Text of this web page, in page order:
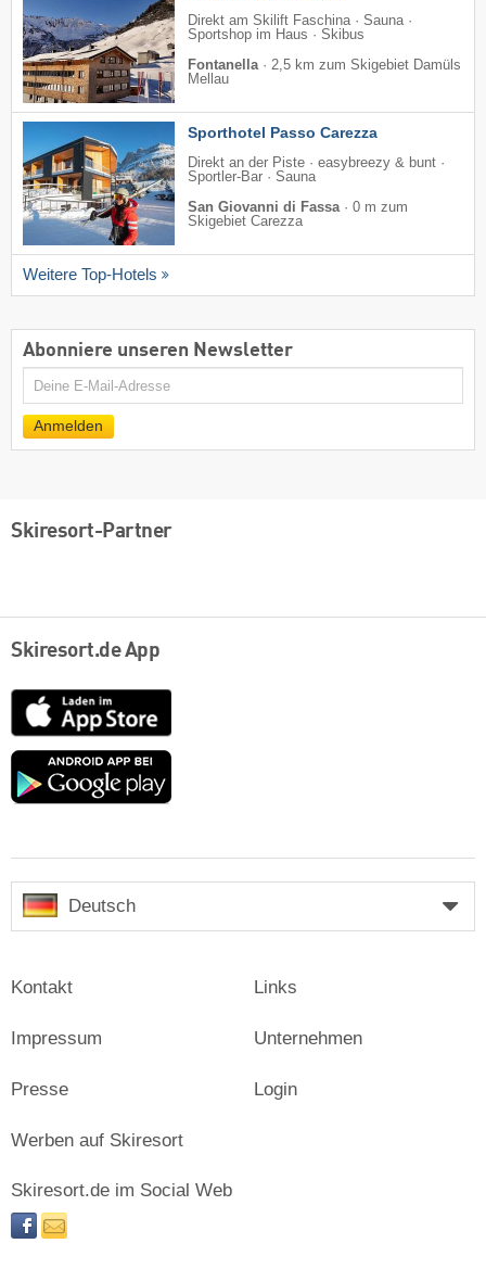
Direkt am Skilift Faschina · Sauna ·
Sportshop im Haus · Skibus
Fontanella · 2,5 km zum Skigebiet Damüls
Mellau
Sporthotel Passo Carezza
Direkt an der Piste · easybreezy & bunt ·
Sportler-Bar · Sauna
San Giovanni di Fassa· 0 m zum
Skigebiet Carezza
Weitere Top-Hotels
Abonniere unseren Newsletter
E-
Anmelden
Skiresort-Partner
Skiresort.de App
App
Store
Google
Deutsch
Kontakt
Impressum
Presse
Links
Unternehmen
Login
Werben auf Skiresort
Skiresort.de im Social Web
facebooknewsletter